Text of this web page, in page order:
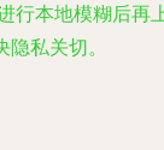
行本地模糊后再
私关切。